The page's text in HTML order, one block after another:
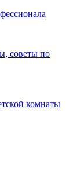
советы по
комнаты